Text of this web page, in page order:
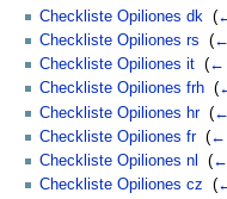
Checkliste Opiliones dk
(
Checkliste Opiliones rs
(
Checkliste Opiliones it (←
Checkliste Opiliones frh (
Checkliste Opiliones hr‎ (
Checkliste Opiliones fr‎ (←
Checkliste Opiliones nl
(←
Checkliste Opiliones cz
(